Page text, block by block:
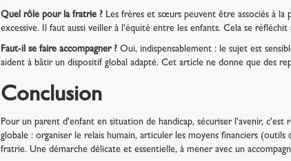
Quel rôle pour la fratrie ?Les frères et sœurs peuvent être associés à la
excessive. Il faut aussi veiller à l'équité entre les enfants. Cela se réfléchit
Faut-il se faire accompagner ?Oui, indispensablement : le sujet est
aident à bâtir un dispositif global adapté. Cet article ne donne que des
Conclusion
Pour un parent d'enfant en situation de handicap, sécuriser l'avenir,
globale : organiser le relais humain, articuler les moyens financiers
fratrie. Une démarche délicate et essentielle, à mener avec un